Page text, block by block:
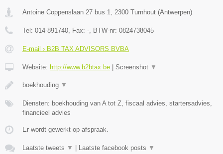
Antoine Coppenslaan 27 bus 1, 2300 Turnhout (Antwerpen)
Tel: 014-891740, Fax: -, BTW-nr: 0824738045
E-mail › B2B TAX ADVISORS BVBA
Website: http://www.b2btax.be Screenshot ▼
boekhouding ▼
Diensten: boekhouding van A tot Z, fiscaal advies, startersadvies,
financieel advies
Er wordt gewerkt op afspraak.
Laatste tweets ▼ Laatste facebook posts ▼